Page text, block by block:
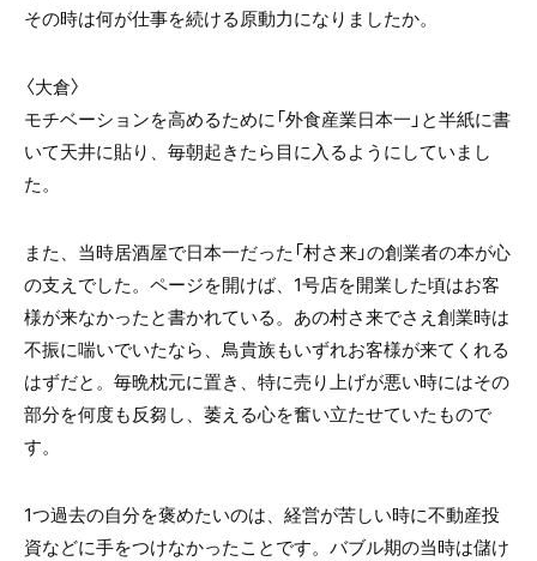
その時は何が仕事を続ける原動力になりましたか。
〈大倉〉
モチベーションを高めるために「外食産業日本一」と半紙に書
いて天井に貼り、毎朝起きたら目に入るようにしていまし
た。
また、当時居酒屋で日本一だった「村さ来」の創業者の本が心
の支えでした。ページを開けば、1号店を開業した頃はお客
様が来なかったと書かれている。あの村さ来でさえ創業時は
不振に喘いでいたなら、鳥貴族もいずれお客様が来てくれる
はずだと。毎晩枕元に置き、特に売り上げが悪い時にはその
部分を何度も反芻し、萎える心を奮い立たせていたもので
す。
1つ過去の自分を褒めたいのは、経営が苦しい時に不動産投
資などに手をつけなかったことです。バブル期の当時は儲け